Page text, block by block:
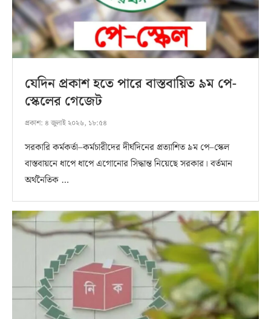
যেদিন প্রকাশ হতে পারে বাস্তবায়িত ৯ম পে-
স্কেলের গেজেট
প্রকাশ: ৪ জুলাই ২০২৬, ১৮:৫৪
সরকারি কর্মকর্তা–কর্মচারীদের দীর্ঘদিনের প্রত্যাশিত ৯ম পে–স্কেল
বাস্তবায়নে ধাপে ধাপে এগোনোর সিদ্ধান্ত নিয়েছে সরকার। বর্তমান
অর্থনৈতিক …